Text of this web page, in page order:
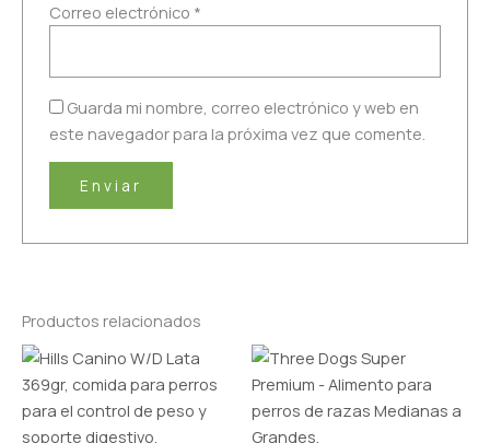
Correo electrónico *
Guarda mi nombre, correo electrónico y web en
este navegador para la próxima vez que comente.
Productos relacionados